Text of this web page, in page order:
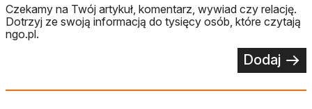
Czekamy na Twój artykuł, komentarz, wywiad czy relację.
Dotrzyj ze swoją informacją do tysięcy osób, które czytają
ngo.pl.
Dodaj